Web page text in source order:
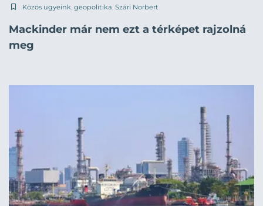
Közös ügyeink, geopolitika, Szári Norbert
Mackinder már nem ezt a térképet rajzolná
meg